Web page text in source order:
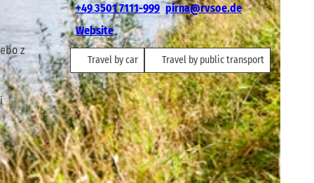
z
+49 3501 7111-999 pirna@rvsoe.de
Website
Travel by car Travel by public transport